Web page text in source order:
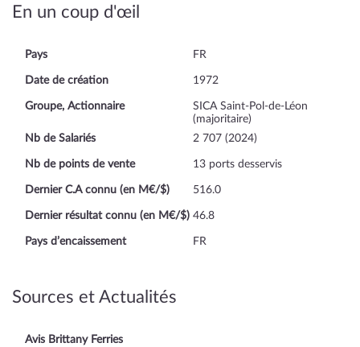
En un coup d'œil
Pays FR
Date de création 1972
Groupe, Actionnaire
SICA Saint-Pol-de-Léon
(majoritaire)
Nb de Salariés
2 707 (2024)
Nb de points de vente 13 ports desservis
Dernier C.A connu (en M€/$) 516.0
Dernier résultat connu (en M€/$) 46.8
Pays d’encaissement FR
Sources et Actualités
Avis Brittany Ferries